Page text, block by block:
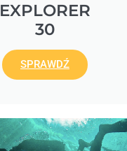
EXPLORER
30
SPRAWDŹ